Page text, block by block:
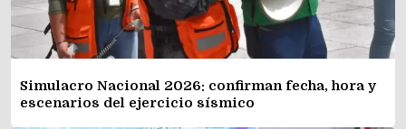
Simulacro Nacional 2026: confirman fecha, hora y
escenarios del ejercicio sísmico